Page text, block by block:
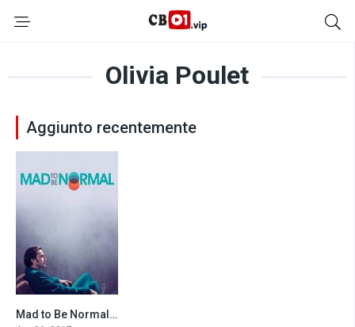
Olivia Poulet
Aggiunto recentemente
6.0Mad to Be Normal (2017)